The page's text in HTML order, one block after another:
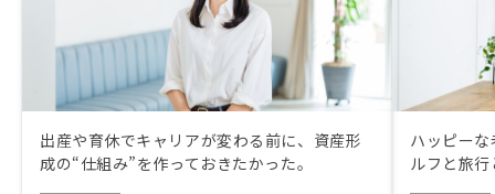
出産や育休でキャリアが変わる前に、資産形
成の“仕組み”を作っておきたかった。
ハッピー
ルフと旅